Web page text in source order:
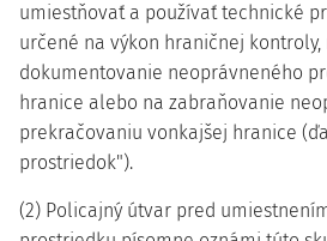
umiestňovať a používať technické
určené na výkon hraničnej kontroly,
dokumentovanie neoprávneného
hranice alebo na zabraňovanie
prekračovaniu vonkajšej hranice
prostriedok").
(2) Policajný útvar pred